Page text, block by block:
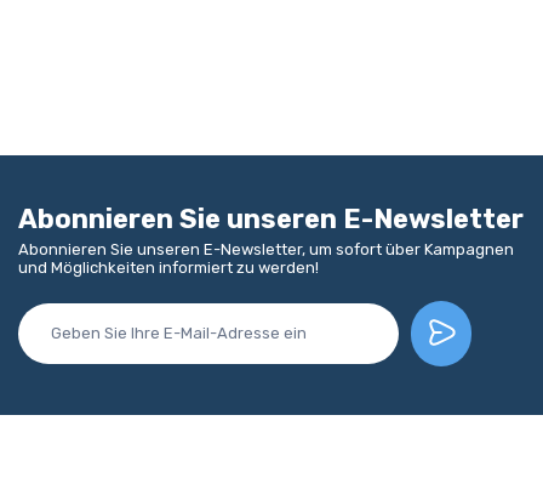
Abonnieren Sie unseren E-Newsletter
Abonnieren Sie unseren E-Newsletter, um sofort über Kampagnen
und Möglichkeiten informiert zu werden!